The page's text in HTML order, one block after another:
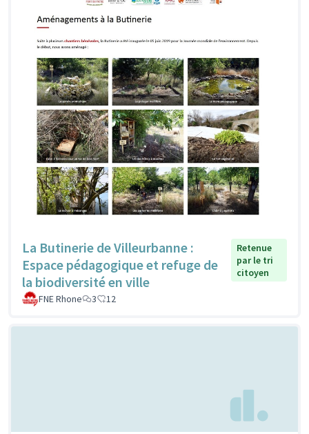
La Butinerie de Villeurbanne :
Espace pédagogique et refuge de
la biodiversité en ville
Retenue
par le tri
citoyen
FNE Rhone 3 12